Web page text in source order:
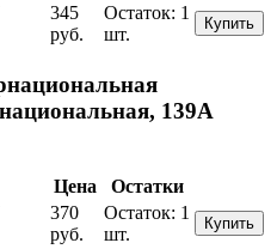
345
руб.
Остаток: 1
шт.
Купить
139А
Цена
Остатки
370
руб.
Остаток: 1
шт.
Купить